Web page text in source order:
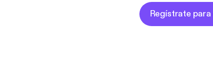
Regístrate